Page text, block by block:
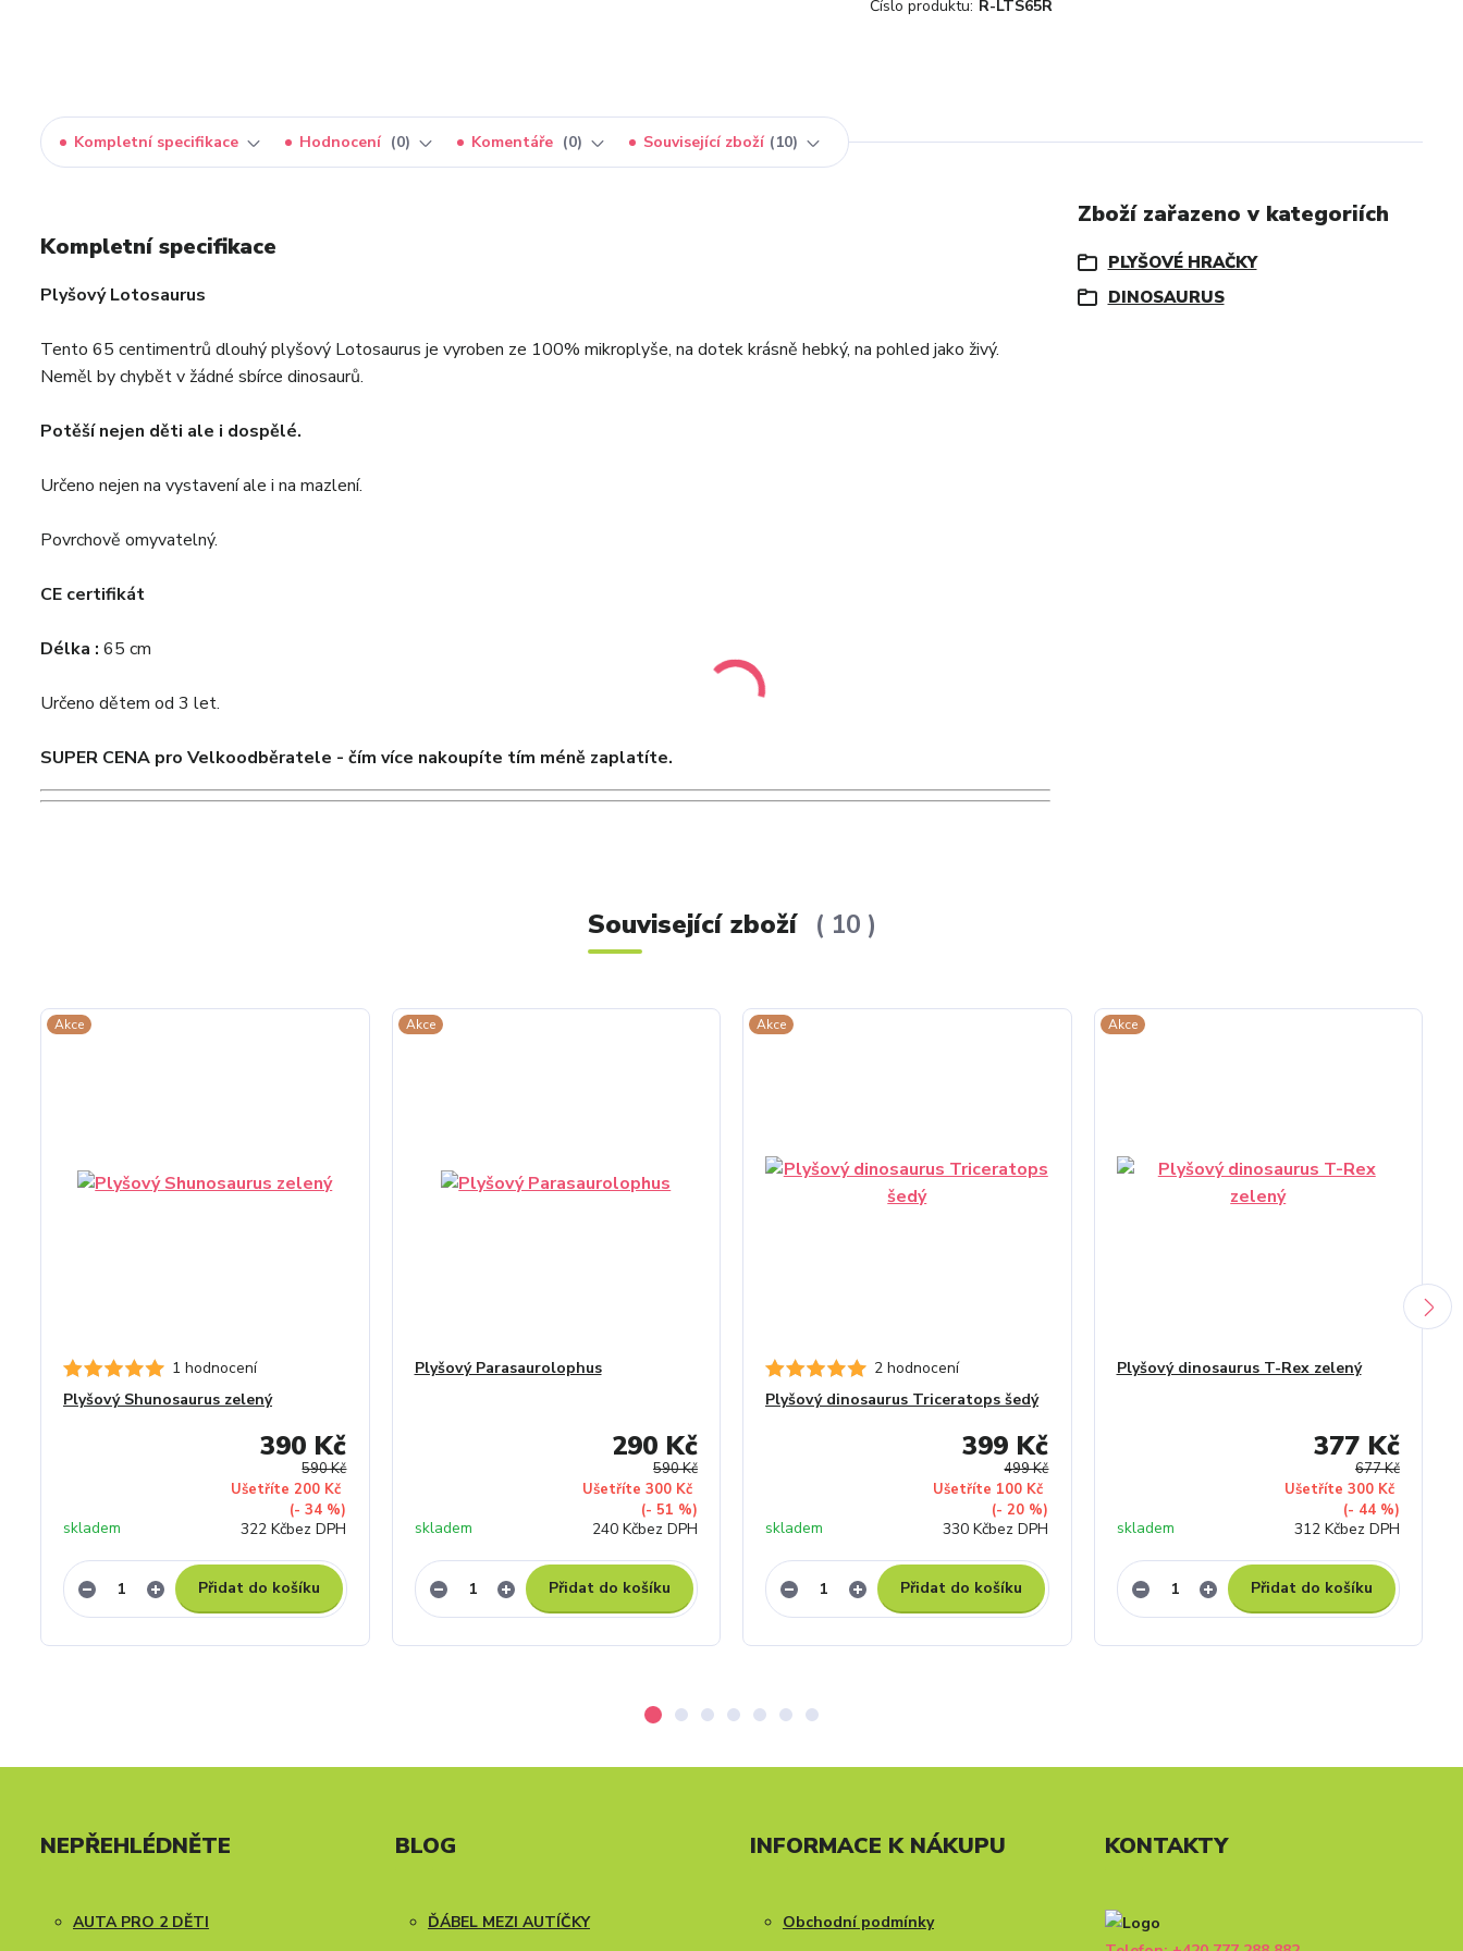
Číslo produktu: R-LTS65R
Kompletní specifikace Hodnocení 0 Komentáře 0 Související zboží 10
Kompletní specifikace
Plyšový Lotosaurus
Tento 65 centimentrů dlouhý plyšový Lotosaurus je vyroben ze 100% mikroplyše, na dotek krásně hebký, na pohled jako živý.
Neměl by chybět v žádné sbírce dinosaurů.
Potěší nejen děti ale i dospělé.
Určeno nejen na vystavení ale i na mazlení.
Povrchově omyvatelný.
CE certifikát
Délka : 65 cm
Určeno dětem od 3 let.
SUPER CENA pro Velkoodběratele - čím více nakoupíte tím méně zaplatíte.
Zboží zařazeno v kategoriích
PLYŠOVÉ HRAČKY
DINOSAURUS
Související zboží 10
Akce
1 hodnocení
Plyšový Shunosaurus zelený
590 Kč
Ušetříte 200 Kč
(- 34 %)
390 Kč
322 Kčbez DPH
skladem
Přidat do košíku
Akce
Plyšový Parasaurolophus
590 Kč
Ušetříte 300 Kč
(- 51 %)
290 Kč
240 Kčbez DPH
skladem
Přidat do košíku
Akce
2 hodnocení
Plyšový dinosaurus Triceratops šedý
499 Kč
Ušetříte 100 Kč
(- 20 %)
399 Kč
330 Kčbez DPH
skladem
Přidat do košíku
Akce
Plyšový dinosaurus T-Rex zelený
677 Kč
Ušetříte 300 Kč
(- 44 %)
377 Kč
312 Kčbez DPH
skladem
Přidat do košíku
NEPŘEHLÉDNĚTE
AUTA PRO 2 DĚTI
BLOG
ĎÁBEL MEZI AUTÍČKY
INFORMACE K NÁKUPU
Obchodní podmínky
KONTAKTY